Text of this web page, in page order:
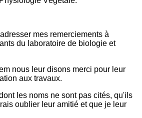
mes remerciements à
du laboratoire de biologie et
nous leur disons merci pour leur
aux travaux.
les noms ne sont pas cités, qu'ils
oublier leur amitié et que je leur